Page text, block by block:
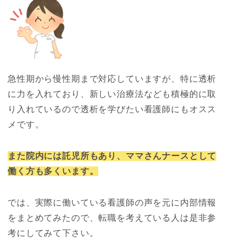
急性期から慢性期まで対応していますが、特に透析
に力を入れており、新しい治療法なども積極的に取
り入れているので透析を学びたい看護師にもオスス
メです。
また院内には託児所もあり、ママさんナースとして
働く方も多くいます。
では、実際に働いている看護師の声を元に内部情報
をまとめてみたので、転職を考えている人は是非参
考にしてみて下さい。